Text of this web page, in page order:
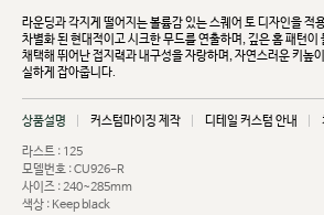
라운딩과 각지게 떨어지는 볼륨감 있는 스퀘어 토 디자인을 적
차별화된 현대적이고 시크한 무드를 연출하며, 깊은 홈 패턴
채택해 뛰어난접지력과 내구성을 자랑하며, 자연스러운 키높
실하게 잡아줍니다.
상품설명 커스텀마이징 제작 디테일 커스텀 안내
라스트 : 125
모델번호 : CU926-R
사이즈 : 240~285mm
색상 : Keep black